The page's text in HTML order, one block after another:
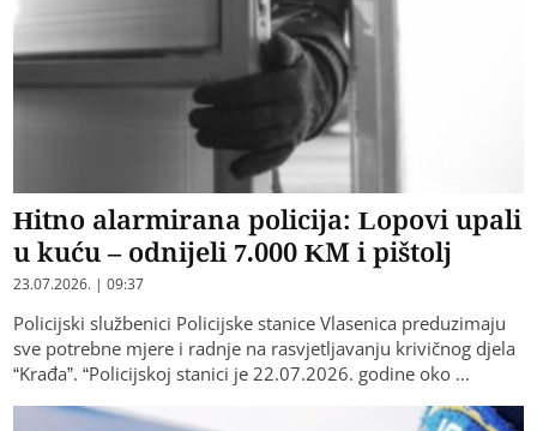
Hitno alarmirana policija: Lopovi upali
u kuću – odnijeli 7.000 KM i pištolj
23.07.2026. | 09:37
Policijski službenici Policijske stanice Vlasenica preduzimaju
sve potrebne mjere i radnje na rasvjetljavanju krivičnog djela
“Krađa”. “Policijskoj stanici je 22.07.2026. godine oko …